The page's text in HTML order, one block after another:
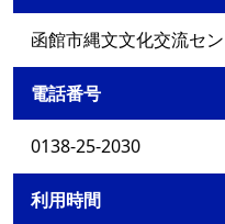
函館市縄文文化交流セ
電話番号
0138-25-2030
利用時間